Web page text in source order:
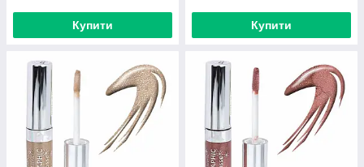
Купити Купити